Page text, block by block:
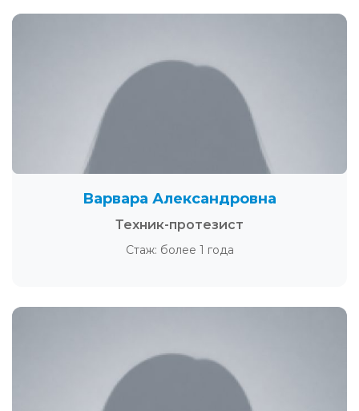
Варвара Александровна
Техник-протезист
Стаж: более 1 года